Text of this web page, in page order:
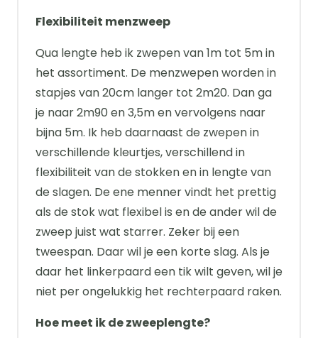
Flexibiliteit menzweep
Qua lengte heb ik zwepen van 1m tot 5m in
het assortiment. De menzwepen worden in
stapjes van 20cm langer tot 2m20. Dan ga
je naar 2m90 en 3,5m en vervolgens naar
bijna 5m. Ik heb daarnaast de zwepen in
verschillende kleurtjes, verschillend in
flexibiliteit van de stokken en in lengte van
de slagen. De ene menner vindt het prettig
als de stok wat flexibel is en de ander wil de
zweep juist wat starrer. Zeker bij een
tweespan. Daar wil je een korte slag. Als je
daar het linkerpaard een tik wilt geven, wil je
niet per ongelukkig het rechterpaard raken.
Hoe meet ik de zweeplengte?